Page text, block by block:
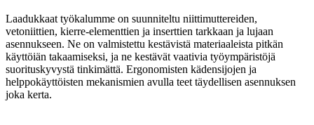
Laadukkaat työkalumme on suunniteltu niittimuttereiden,
vetoniittien, kierre-elementtien ja inserttien tarkkaan ja lujaan
asennukseen. Ne on valmistettu kestävistä materiaaleista pitkän
käyttöiän takaamiseksi, ja ne kestävät vaativia työympäristöjä
suorituskyvystä tinkimättä. Ergonomisten kädensijojen ja
helppokäyttöisten mekanismien avulla teet täydellisen asennuksen
joka kerta.